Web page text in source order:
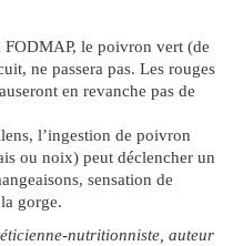
FODMAP, le poivron vert (de
ne passera pas. Les rouges
en revanche pas de
l’ingestion de poivron
ou noix) peut déclencher un
sensation de
gorge.
nutritionniste, auteur